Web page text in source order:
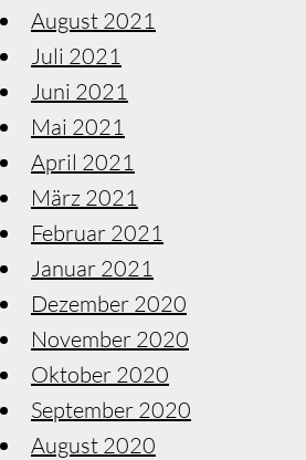
August 2021
Juli 2021
Juni 2021
Mai 2021
April 2021
März 2021
Februar 2021
Januar 2021
Dezember 2020
November 2020
Oktober 2020
September 2020
August 2020